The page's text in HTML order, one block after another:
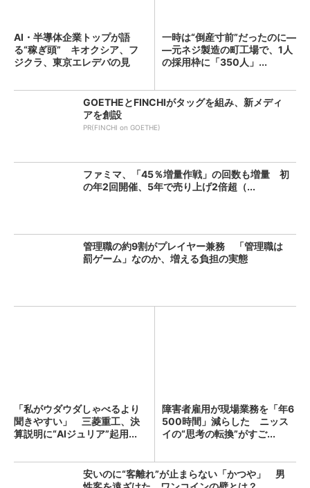
AI・半導体企業トップが語
る“稼ぎ頭” キオクシア、フ
ジクラ、東京エレデバの見
一時は“倒産寸前”だったのに―
―元ネジ製造の町工場で、1人
の採用枠に「350人」...
GOETHEとFINCHIがタッグを組み、新メディ
アを創設
PR(FINCHI on GOETHE)
ファミマ、「45％増量作戦」の回数も増量 初
の年2回開催、5年で売り上げ2倍超（...
管理職の約9割がプレイヤー兼務 「管理職は
罰ゲーム」なのか、増える負担の実態
「私がウダウダしゃべるより
聞きやすい」 三菱重工、決
算説明に“AIジュリア”起用...
障害者雇用が現場業務を「年6
500時間」減らした ニッス
イの“思考の転換”がすご...
安いのに“客離れ”が止まらない「かつや」 男